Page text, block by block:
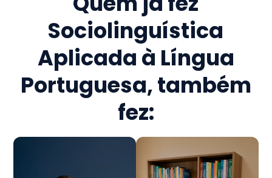
Sociolinguística
Aplicada à Língua
Portuguesa, também
fez: